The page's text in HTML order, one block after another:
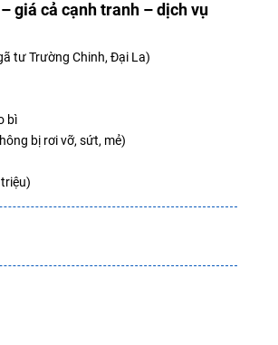
giá cả cạnh tranh – dịch vụ
tư Trường Chinh, Đại La)
bì
bị rơi vỡ, sứt, mẻ)